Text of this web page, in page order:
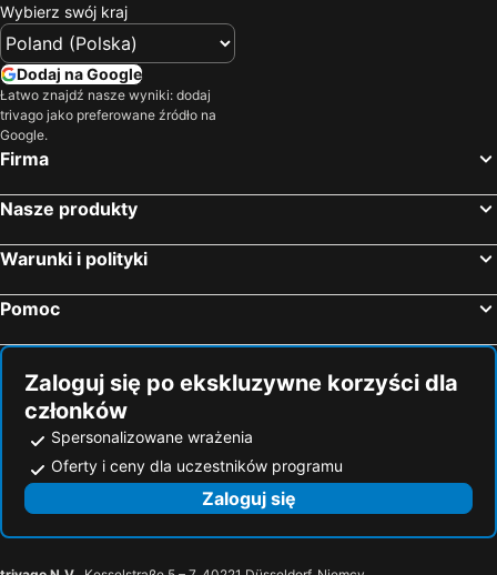
Wybierz swój kraj
Dodaj na Google
Łatwo znajdź nasze wyniki: dodaj
trivago jako preferowane źródło na
Google.
Firma
Nasze produkty
Warunki i polityki
Pomoc
Zaloguj się po ekskluzywne korzyści dla
członków
Spersonalizowane wrażenia
Oferty i ceny dla uczestników programu
Zaloguj się